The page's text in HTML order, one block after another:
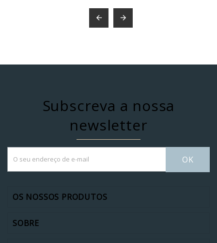
 
Subscreva a nossa
newsletter
OK
OS NOSSOS PRODUTOS
SOBRE